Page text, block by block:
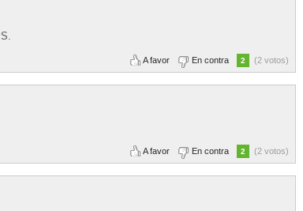
A favor En contra 2 (2 votos)
A favor En contra 2 (2 votos)